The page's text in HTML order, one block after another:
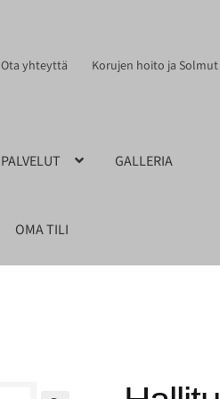
Ota yhteyttä Korujen hoito ja Solmut
PALVELUT GALLERIA
OMA TILI